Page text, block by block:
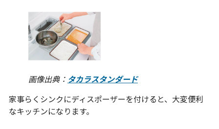
画像出典： タカラスタンダード
家事らくシンクにディスポーザーを付けると、大変便利
なキッチンになります。